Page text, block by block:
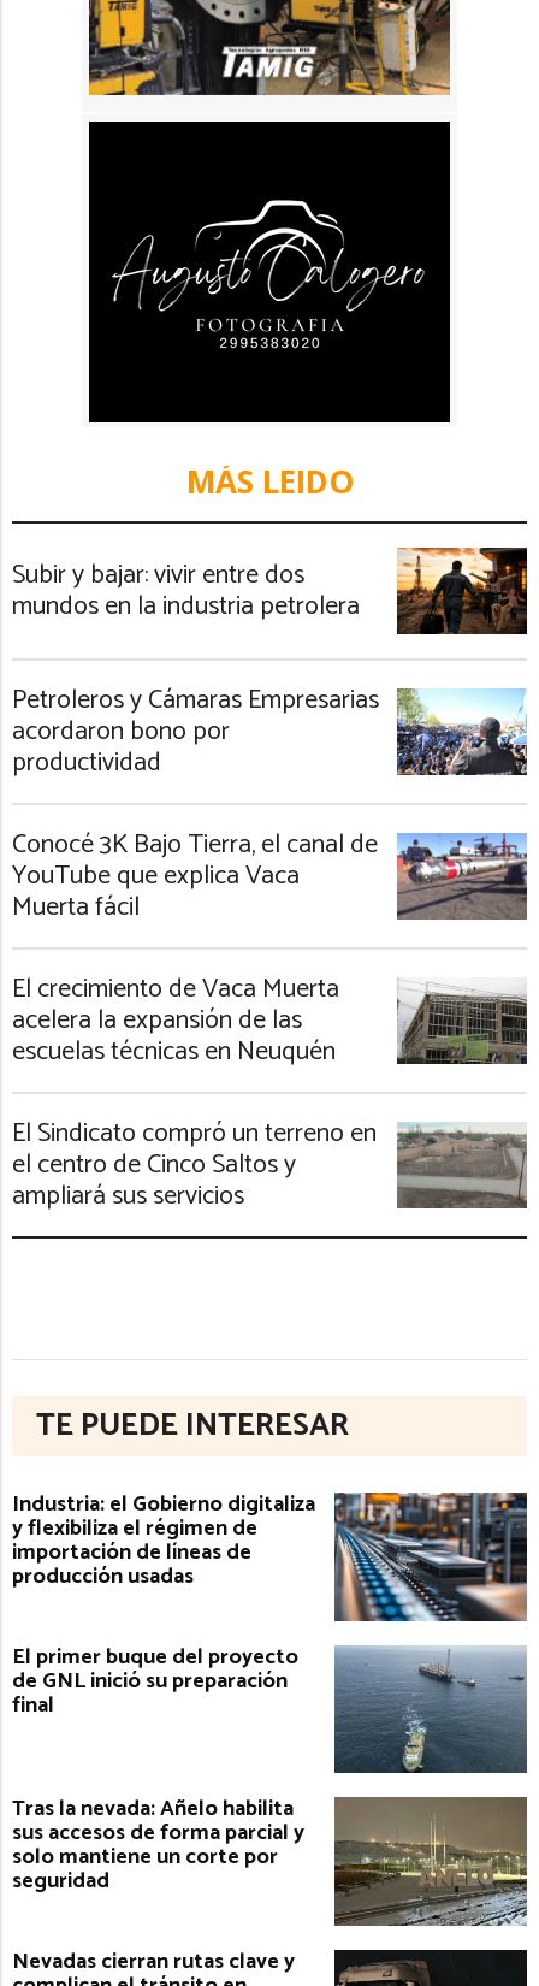
MÁS LEIDO
Subir y bajar: vivir entre dos
mundos en la industria petrolera
Petroleros y Cámaras Empresarias
acordaron bono por
productividad
Conocé 3K Bajo Tierra, el canal de
YouTube que explica Vaca
Muerta fácil
El crecimiento de Vaca Muerta
acelera la expansión de las
escuelas técnicas en Neuquén
El Sindicato compró un terreno en
el centro de Cinco Saltos y
ampliará sus servicios
TE PUEDE INTERESAR
Industria: el Gobierno digitaliza
y flexibiliza el régimen de
importación de líneas de
producción usadas
El primer buque del proyecto
de GNL inició su preparación
final
Tras la nevada: Añelo habilita
sus accesos de forma parcial y
solo mantiene un corte por
seguridad
Nevadas cierran rutas clave y